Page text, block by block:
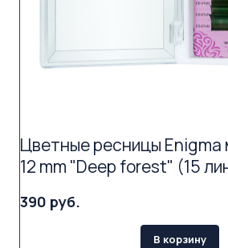
Цветные ресницы Enigma
12 mm "Deep forest" (15
390 руб.
В корзину